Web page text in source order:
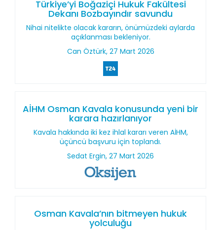
Türkiye’yi Boğaziçi Hukuk Fakültesi
Dekanı Bozbayındır savundu
Nihai nitelikte olacak kararın, önümüzdeki aylarda
açıklanması bekleniyor.
Can Öztürk, 27 Mart 2026
AİHM Osman Kavala konusunda yeni bir
karara hazırlanıyor
Kavala hakkında iki kez ihlal kararı veren AİHM,
üçüncü başvuru için toplandı.
Sedat Ergin, 27 Mart 2026
Osman Kavala’nın bitmeyen hukuk
yolculuğu